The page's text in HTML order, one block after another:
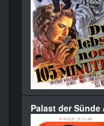
Palast der Sünde